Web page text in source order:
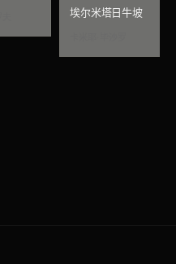
埃尔米塔日牛坡